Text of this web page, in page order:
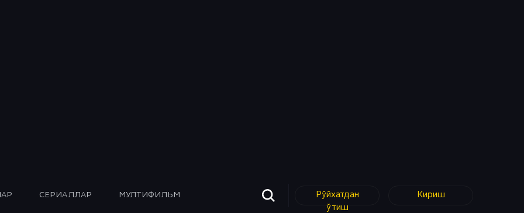
СЕРИАЛЛАР МУЛТИФИЛЬМ
Рўйхатдан
ўтиш
Кириш